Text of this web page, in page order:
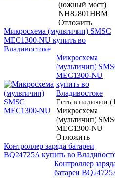
(южный мост)
NH82801HBM
Отложить
Микросхема (мультичип) SMSC
MEC1300-NU купить во
Владивостоке
Микросхема
(мультичип)
MEC1300-NU
купить во
Владивостоке
Есть в наличии
Микросхема
(мультичип)
MEC1300-NU
Отложить
Контроллер заряда батареи
BQ24725A купить во
Контроллер
батареи